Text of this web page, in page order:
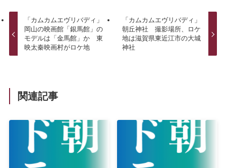
「カムカムエヴリバディ」
岡山の映画館「銀馬館」の
モデルは「金馬館」か 東
映太秦映画村がロケ地
「カムカムエヴリバディ」
朝丘神社 撮影場所、ロケ
地は滋賀県東近江市の大城
神社
関連記事